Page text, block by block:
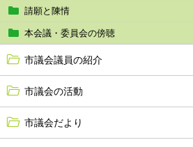
請願と陳情
本会議・委員会の傍聴
市議会議員の紹介
市議会の活動
市議会だより